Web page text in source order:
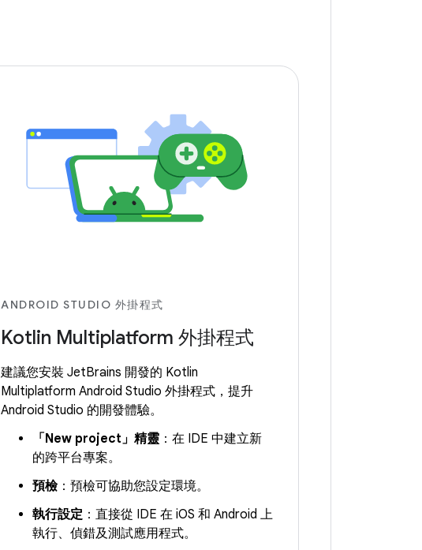
ANDROID STUDIO 外掛程式
Kotlin Multiplatform 外掛程式
建議您安裝 JetBrains 開發的 Kotlin
Multiplatform Android Studio 外掛程式，提升
Android Studio 的開發體驗。
「New project」精靈 ：在 IDE 中建立新
的跨平台專案。
預檢：預檢可協助您設定環境。
執行設定 ：直接從 IDE 在 iOS 和 Android 上
執行、偵錯及測試應用程式。